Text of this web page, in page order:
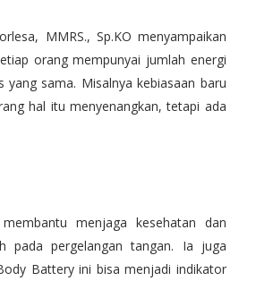
MMRS., Sp.KO menyampaikan
orang mempunyai jumlah energi
sama. Misalnya kebiasaan baru
hal itu menyenangkan, tetapi ada
menjaga kesehatan dan
pada pergelangan tangan. Ia juga
Battery ini bisa menjadi indikator